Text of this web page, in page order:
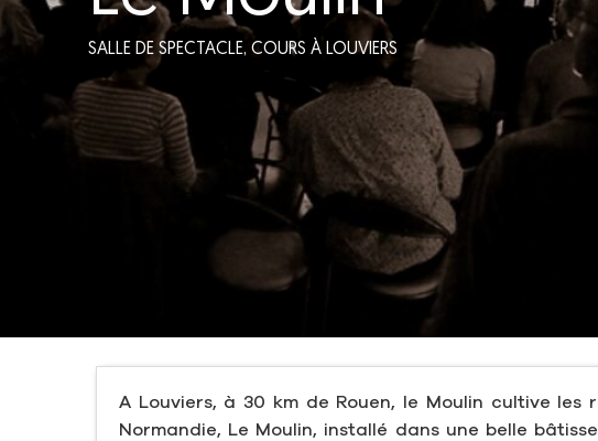
SALLE DE SPECTACLE, COURS À LOUVIERS
A Louviers, à 30 km de Rouen, le Moulin cultive les
Normandie, Le Moulin, installé dans une belle